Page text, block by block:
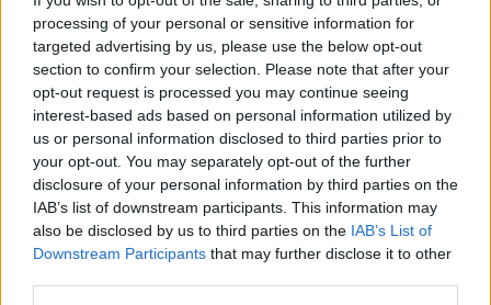
processing of your personal or sensitive information for
targeted advertising by us, please use the below opt-out
section to confirm your selection. Please note that after your
opt-out request is processed you may continue seeing
interest-based ads based on personal information utilized by
us or personal information disclosed to third parties prior to
your opt-out. You may separately opt-out of the further
disclosure of your personal information by third parties on the
IAB’s list of downstream participants. This information may
also be disclosed by us to third parties on the IAB’s List of
Downstream Participants that may further disclose it to other
altrui. E spesso sono proprio ques tibivi naturali della crescita, a
generare incertezza, instabilità emotiva, senso di inadeguatezza”.
in questa fase diventano secondo lui fondamentali spazi, come gli
sportelli di ascolto,“per sciogliere– dice - nodi che, se irrisolti,
rischiano di ingigantirsi con il tempo”.E“l’auspicio” – espresso dai
ragazzi della Consulta– “èche questisportelli possano diventare
un vero e proprio “fiore all’occhiello” della Provincia di Arezzo: non
come inizia
ve isolate, ma un sistema stru tt urato e stabile, nel
quale gli studentipossano riporre estrema fiducia”.
Il programma“Province per i Giovani”– ha sottolineato la
presidente della provincia di Livorno, Sandra Scarpellini -